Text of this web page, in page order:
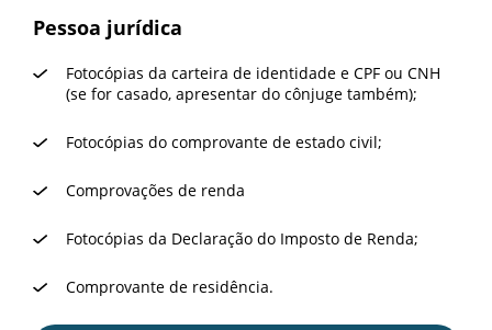
Pessoa jurídica
Fotocópias da carteira de identidade e CPF ou CNH
(se for casado, apresentar do cônjuge também);
Fotocópias do comprovante de estado civil;
Comprovações de renda
Fotocópias da Declaração do Imposto de Renda;
Comprovante de residência.